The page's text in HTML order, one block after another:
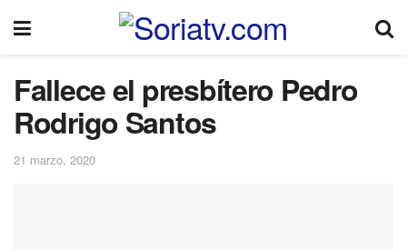
Fallece el presbítero Pedro
Rodrigo Santos
21 marzo, 2020